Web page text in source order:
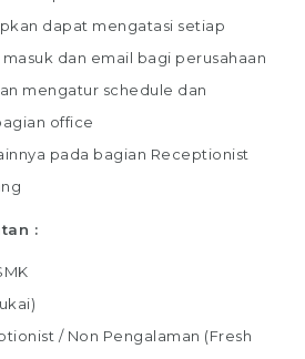
dapat mengatasi setiap
dan email bagi perusahaan
mengatur schedule dan
office
pada bagian Receptionist
:
/ Non Pengalaman (Fresh